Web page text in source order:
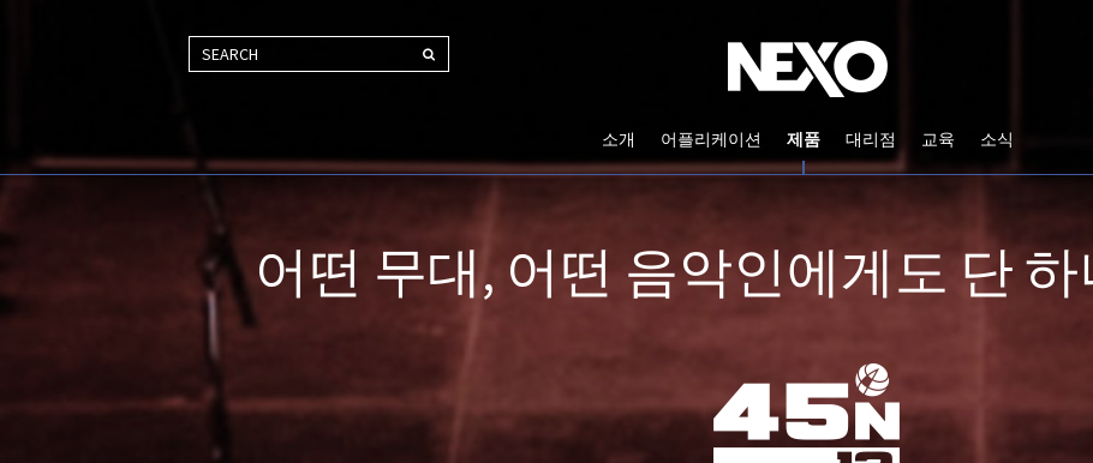
SEARCH
소개 어플리케이션 제품 대리점 교육 소식
어떤 무대, 어떤 음악인에게도 단